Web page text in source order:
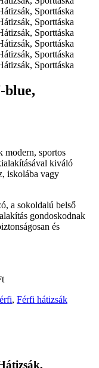
blue,
sportos
kiváló
iskolába vagy
a sokoldalú belső
gondoskodnak
és
, Férfi hátizsák